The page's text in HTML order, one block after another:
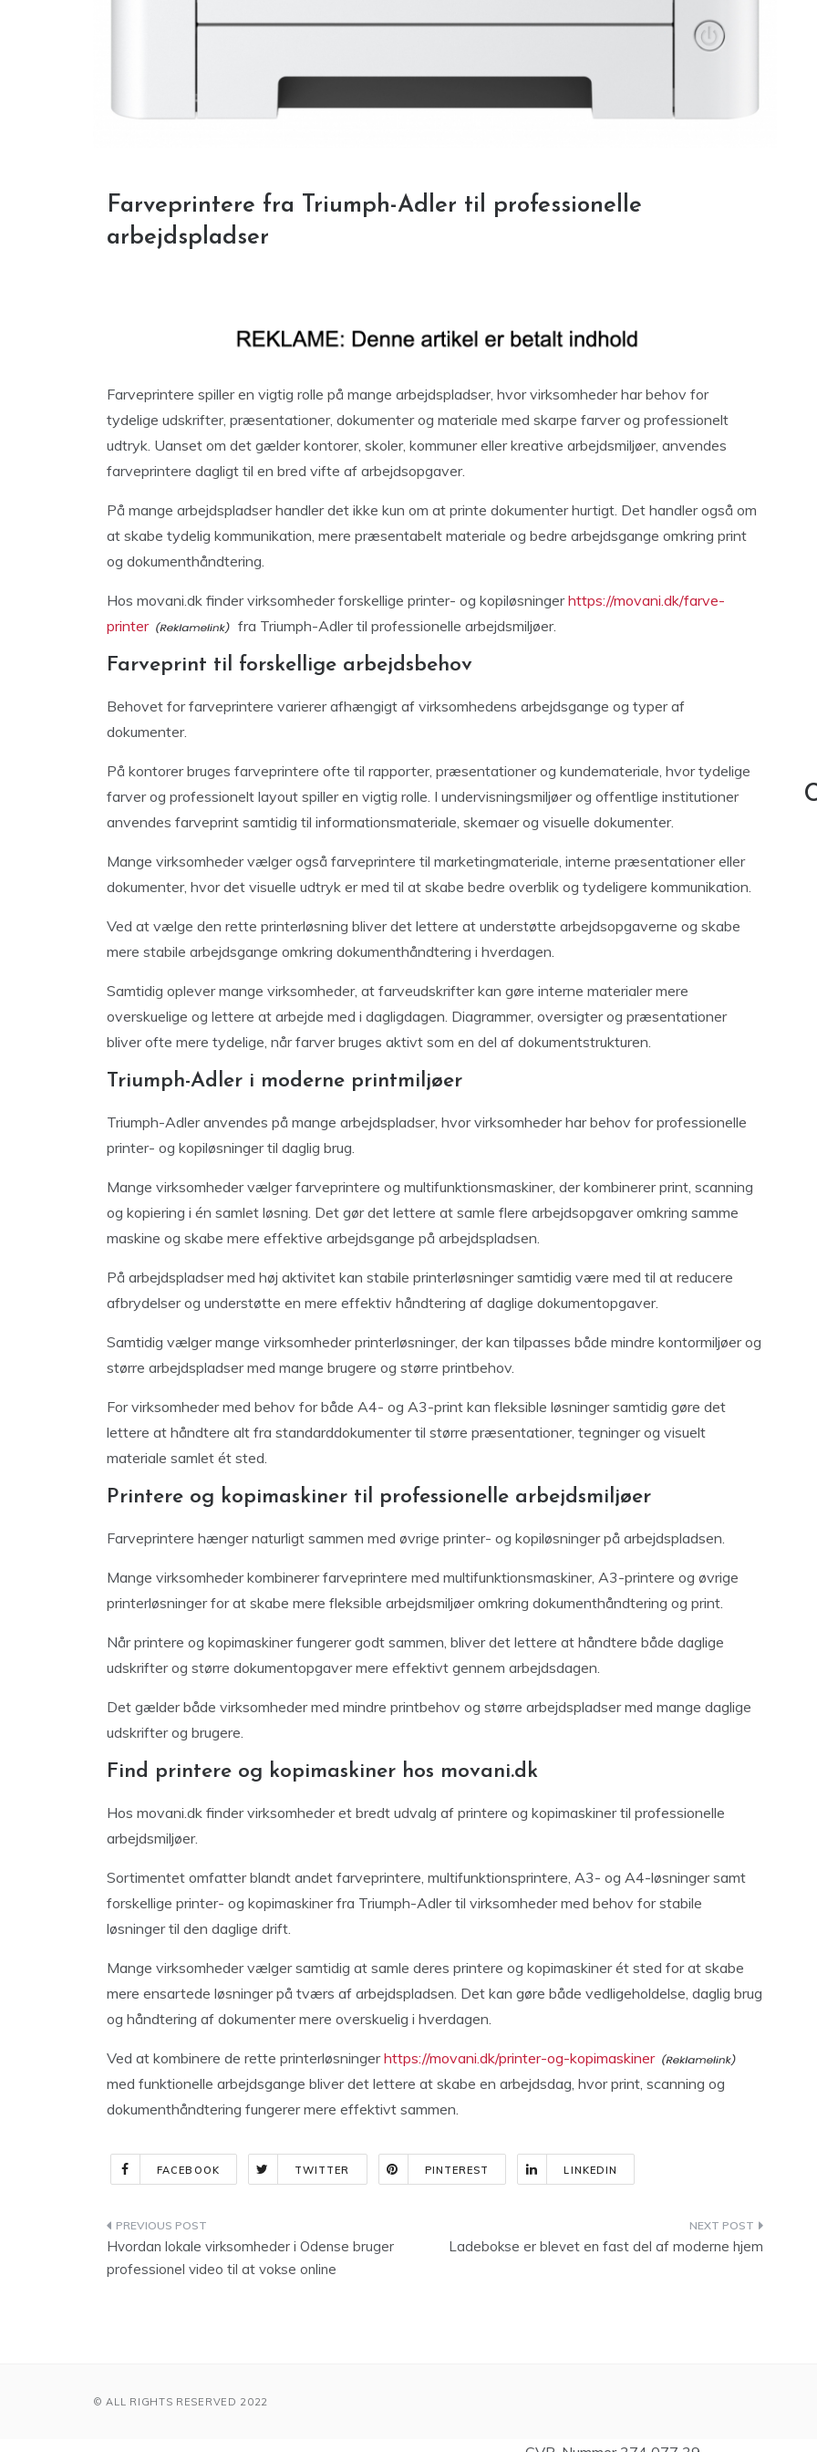
Farveprintere fra Triumph-Adler til professionelle
arbejdspladser
Farveprintere spiller en vigtig rolle på mange arbejdspladser, hvor virksomheder har behov for
tydelige udskrifter, præsentationer, dokumenter og materiale med skarpe farver og professionelt
udtryk. Uanset om det gælder kontorer, skoler, kommuner eller kreative arbejdsmiljøer, anvendes
farveprintere dagligt til en bred vifte af arbejdsopgaver.
På mange arbejdspladser handler det ikke kun om at printe dokumenter hurtigt. Det handler også om
at skabe tydelig kommunikation, mere præsentabelt materiale og bedre arbejdsgange omkring print
og dokumenthåndtering.
Hos movani.dk finder virksomheder forskellige printer- og kopiløsningerhttps://movani.dk/farve-
printer
fra Triumph-Adler til professionelle arbejdsmiljøer.
Farveprint til forskellige arbejdsbehov
Behovet for farveprintere varierer afhængigt af virksomhedens arbejdsgange og typer af
dokumenter.
På kontorer bruges farveprintere ofte til rapporter, præsentationer og kundemateriale, hvor tydelige
farver og professionelt layout spiller en vigtig rolle. I undervisningsmiljøer og offentlige institutioner
anvendes farveprint samtidig til informationsmateriale, skemaer og visuelle dokumenter.
Mange virksomheder vælger også farveprintere til marketingmateriale, interne præsentationer eller
dokumenter, hvor det visuelle udtryk er med til at skabe bedre overblik og tydeligere kommunikation.
Ved at vælge den rette printerløsning bliver det lettere at understøtte arbejdsopgaverne og skabe
mere stabile arbejdsgange omkring dokumenthåndtering i hverdagen.
Samtidig oplever mange virksomheder, at farveudskrifter kan gøre interne materialer mere
overskuelige og lettere at arbejde med i dagligdagen. Diagrammer, oversigter og præsentationer
bliver ofte mere tydelige, når farver bruges aktivt som en del af dokumentstrukturen.
Triumph-Adler i moderne printmiljøer
Triumph-Adler anvendes på mange arbejdspladser, hvor virksomheder har behov for professionelle
printer- og kopiløsninger til daglig brug.
Mange virksomheder vælger farveprintere og multifunktionsmaskiner, der kombinerer print, scanning
og kopiering i én samlet løsning. Det gør det lettere at samle flere arbejdsopgaver omkring samme
maskine og skabe mere effektive arbejdsgange på arbejdspladsen.
På arbejdspladser med høj aktivitet kan stabile printerløsninger samtidig være med til at reducere
afbrydelser og understøtte en mere effektiv håndtering af daglige dokumentopgaver.
Samtidig vælger mange virksomheder printerløsninger, der kan tilpasses både mindre kontormiljøer og
større arbejdspladser med mange brugere og større printbehov.
For virksomheder med behov for både A4- og A3-print kan fleksible løsninger samtidig gøre det
lettere at håndtere alt fra standarddokumenter til større præsentationer, tegninger og visuelt
materiale samlet ét sted.
Printere og kopimaskiner til professionelle arbejdsmiljøer
Farveprintere hænger naturligt sammen med øvrige printer- og kopiløsninger på arbejdspladsen.
Mange virksomheder kombinerer farveprintere med multifunktionsmaskiner, A3-printere og øvrige
printerløsninger for at skabe mere fleksible arbejdsmiljøer omkring dokumenthåndtering og print.
Når printere og kopimaskiner fungerer godt sammen, bliver det lettere at håndtere både daglige
udskrifter og større dokumentopgaver mere effektivt gennem arbejdsdagen.
Det gælder både virksomheder med mindre printbehov og større arbejdspladser med mange daglige
udskrifter og brugere.
Find printere og kopimaskiner hos movani.dk
Hos movani.dk finder virksomheder et bredt udvalg af printere og kopimaskiner til professionelle
arbejdsmiljøer.
Sortimentet omfatter blandt andet farveprintere, multifunktionsprintere, A3- og A4-løsninger samt
forskellige printer- og kopimaskiner fra Triumph-Adler til virksomheder med behov for stabile
løsninger til den daglige drift.
Mange virksomheder vælger samtidig at samle deres printere og kopimaskiner ét sted for at skabe
mere ensartede løsninger på tværs af arbejdspladsen. Det kan gøre både vedligeholdelse, daglig brug
og håndtering af dokumenter mere overskuelig i hverdagen.
Ved at kombinere de rette printerløsningerhttps://movani.dk/printer-og-kopimaskiner
med funktionelle arbejdsgange bliver det lettere at skabe en arbejdsdag, hvor print, scanning og
dokumenthåndtering fungerer mere effektivt sammen.
FACEBOOK TWITTER PINTEREST LINKEDIN
Indlægsnavigation
Hvordan lokale virksomheder i Odense bruger
professionel video til at vokse online
Ladebokse er blevet en fast del af moderne hjem
© ALL RIGHTS RESERVED 2022